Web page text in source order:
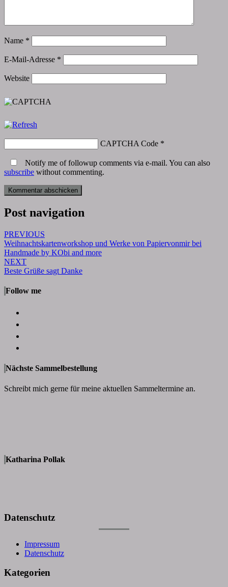
Name *
E-Mail-Adresse *
Website
CAPTCHA Code *
Notify me of followup comments via e-mail. You can also
subscribe without commenting.
Post navigation
PREVIOUS
Weihnachtskartenworkshop und Werke von Papiervonmir bei
Handmade by KObi and more
NEXT
Beste Grüße sagt Danke
Follow me
Nächste Sammelbestellung
Schreibt mich gerne für meine aktuellen Sammeltermine an.
Katharina Pollak
Datenschutz
Impressum
Datenschutz
Kategorien